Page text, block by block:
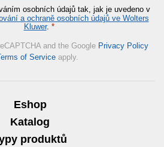
osobních údajů tak, jak je uvedeno v
a ochraně osobních údajů ve Wolters
Kluwer. *
and the Google Privacy Policy
of Service apply.
Eshop
Katalog
produktů